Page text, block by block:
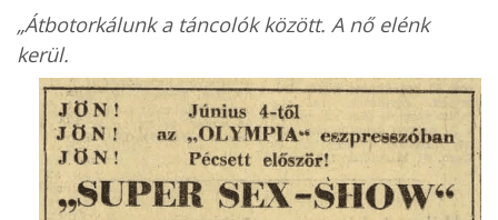
„Átbotorkálunk a táncolók között. A nő elénk
kerül.